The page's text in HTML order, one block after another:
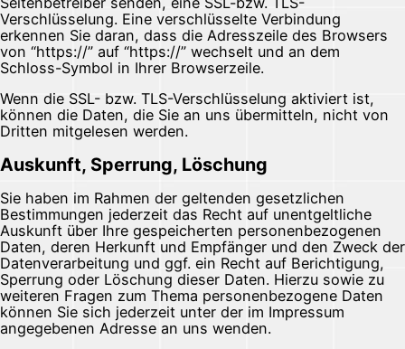
Verschlüsselung. Eine verschlüsselte Verbindung
erkennen Sie daran, dass die Adresszeile des Browsers
von “https://” auf “https://” wechselt und an dem
Schloss-Symbol in Ihrer Browserzeile.
Wenn die SSL- bzw. TLS-Verschlüsselung aktiviert ist,
können die Daten, die Sie an uns übermitteln, nicht von
Dritten mitgelesen werden.
Auskunft, Sperrung, Löschung
Sie haben im Rahmen der geltenden gesetzlichen
Bestimmungen jederzeit das Recht auf unentgeltliche
Auskunft über Ihre gespeicherten personenbezogenen
Daten, deren Herkunft und Empfänger und den Zweck der
Datenverarbeitung und ggf. ein Recht auf Berichtigung,
Sperrung oder Löschung dieser Daten. Hierzu sowie zu
weiteren Fragen zum Thema personenbezogene Daten
können Sie sich jederzeit unter der im Impressum
angegebenen Adresse an uns wenden.